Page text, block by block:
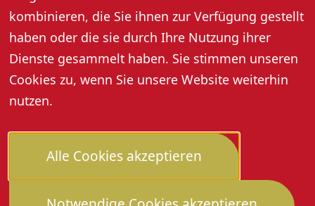
kombinieren, die Sie ihnen zur Verfügung gestellt
haben oder die sie durch Ihre Nutzung ihrer
Dienste gesammelt haben. Sie stimmen unseren
Cookies zu, wenn Sie unsere Website weiterhin
nutzen.
Alle Cookies akzeptieren